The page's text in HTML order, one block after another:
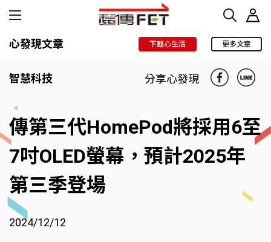
心發現文章 下載心生活 更多文章
智慧科技 分享心發現
傳第三代HomePod將採用6至
7吋OLED螢幕，預計2025年
第三季登場
2024/12/12